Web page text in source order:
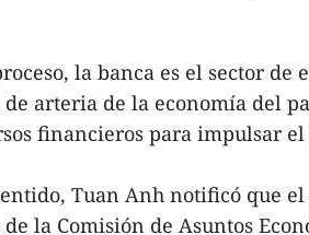
la banca es el sector
de arteria de la economía del
financieros para impulsar
Tuan Anh notificó que
la Comisión de Asuntos